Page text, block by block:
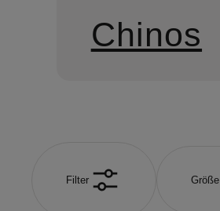
Chinos
Filter Größe